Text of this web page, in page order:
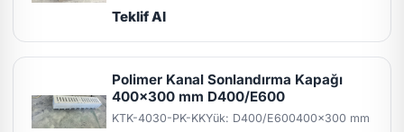
Teklif Al
Polimer Kanal Sonlandırma Kapağı
400x300 mm D400/E600
KTK-4030-PK-KKYük: D400/E600400x300 mm